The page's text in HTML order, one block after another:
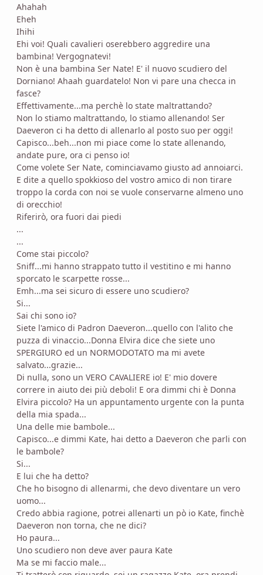
Ahahah
Eheh
Ihihi
Ehi voi! Quali cavalieri oserebbero aggredire una
bambina! Vergognatevi!
Non è una bambina Ser Nate! E' il nuovo scudiero del
Dorniano! Ahaah guardatelo! Non vi pare una checca in
fasce?
Effettivamente...ma perchè lo state maltrattando?
Non lo stiamo maltrattando, lo stiamo allenando! Ser
Daeveron ci ha detto di allenarlo al posto suo per oggi!
Capisco...beh...non mi piace come lo state allenando,
andate pure, ora ci penso io!
Come volete Ser Nate, cominciavamo giusto ad annoiarci.
E dite a quello spokkioso del vostro amico di non tirare
troppo la corda con noi se vuole conservarne almeno uno
di orecchio!
Riferirò, ora fuori dai piedi
...
...
Come stai piccolo?
Sniff...mi hanno strappato tutto il vestitino e mi hanno
sporcato le scarpette rosse...
Emh...ma sei sicuro di essere uno scudiero?
Si...
Sai chi sono io?
Siete l'amico di Padron Daeveron...quello con l'alito che
puzza di vinaccio...Donna Elvira dice che siete uno
SPERGIURO ed un NORMODOTATO ma mi avete
salvato...grazie...
Di nulla, sono un VERO CAVALIERE io! E' mio dovere
correre in aiuto dei più deboli! E ora dimmi chi è Donna
Elvira piccolo? Ha un appuntamento urgente con la punta
della mia spada...
Una delle mie bambole...
Capisco...e dimmi Kate, hai detto a Daeveron che parli con
le bambole?
Si...
E lui che ha detto?
Che ho bisogno di allenarmi, che devo diventare un vero
uomo...
Credo abbia ragione, potrei allenarti un pò io Kate, finchè
Daeveron non torna, che ne dici?
Ho paura...
Uno scudiero non deve aver paura Kate
Ma se mi faccio male...